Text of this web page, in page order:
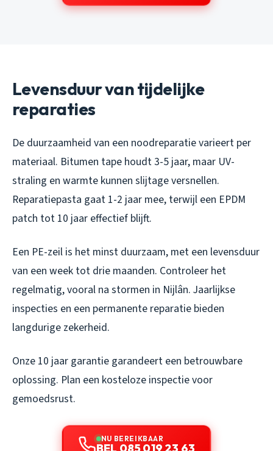
Levensduur van tijdelijke
reparaties
De duurzaamheid van een noodreparatie varieert per
materiaal. Bitumen tape houdt 3-5 jaar, maar UV-
straling en warmte kunnen slijtage versnellen.
Reparatiepasta gaat 1-2 jaar mee, terwijl een EPDM
patch tot 10 jaar effectief blijft.
Een PE-zeil is het minst duurzaam, met een levensduur
van een week tot drie maanden. Controleer het
regelmatig, vooral na stormen in Nijlân. Jaarlijkse
inspecties en een permanente reparatie bieden
langdurige zekerheid.
Onze 10 jaar garantie garandeert een betrouwbare
oplossing. Plan een kosteloze inspectie voor
gemoedsrust.
NU BEREIKBAAR
BEL 085 019 23 63